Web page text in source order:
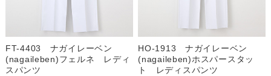
FT-4403 ナガイレーベン
(nagaileben)フェルネ レディ
スパンツ
HO-1913 ナガイレーベン
(nagaileben)ホスパースタッ
ト レディスパンツ